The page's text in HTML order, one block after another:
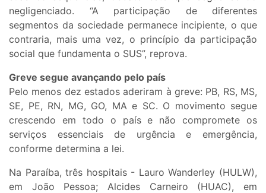
negligenciado. “A participação de diferentes
segmentos da sociedade permanece incipiente, o que
contraria, mais uma vez, o princípio da participação
social que fundamenta o SUS”, reprova.
Greve segue avançando pelo país
Pelo menos dez estados aderiram à greve: PB, RS, MS,
SE, PE, RN, MG, GO, MA e SC. O movimento segue
crescendo em todo o país e não compromete os
serviços essenciais de urgência e emergência,
conforme determina a lei.
Na Paraíba, três hospitais - Lauro Wanderley (HULW),
em João Pessoa; Alcides Carneiro (HUAC), em